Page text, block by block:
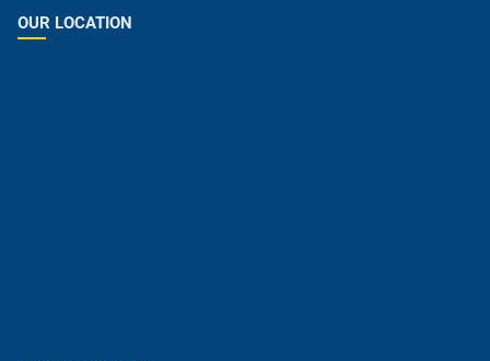
OUR LOCATION